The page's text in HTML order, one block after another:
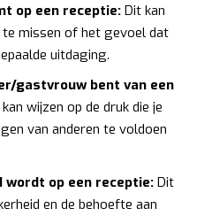
op een receptie: Dit kan
missen of het gevoel dat
uitdaging.
gastvrouw bent van een
wijzen op de druk die je
van anderen te voldoen
wordt op een receptie: Dit
en de behoefte aan